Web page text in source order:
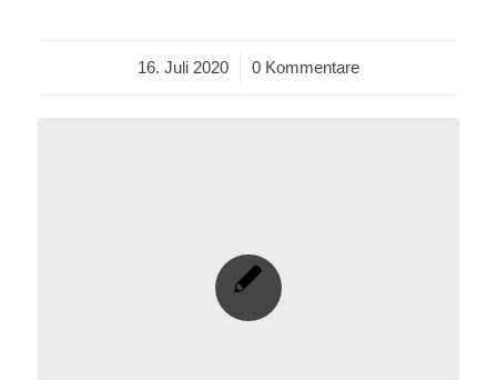
16. Juli 2020
/ 0 Kommentare